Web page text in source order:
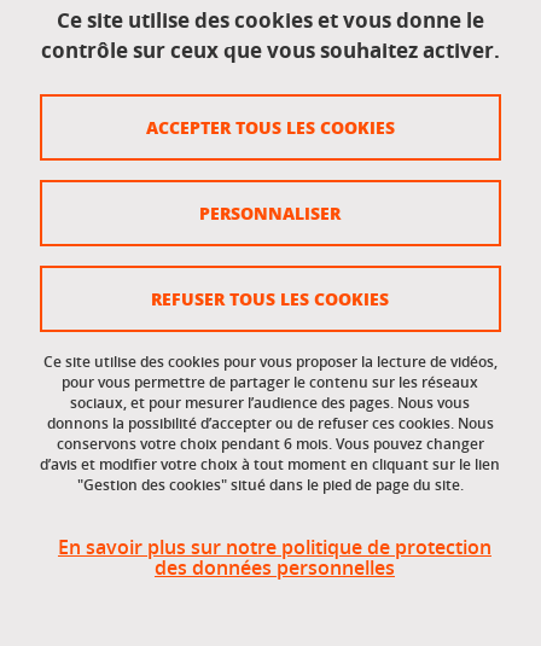
2018
www.univ-grenoble-alpes.fr/sport-haut-niveau
#Sport// J-3 avant la cérémonie d'ouverture des JO à
#Pekin2022❄️
�� Encourageons les 27 athlètes de la délégation
olympique de l'UGA pendant cette 24e édition des JO
d'hiver ! Go l'UGA ! ��
https://t.co/HtU5iks18u pic.twitter.com/hslxI24iCw
1, 2022
Ce site utilise des cookies et vous donne le
contrôle sur ceux que vous souhaitez activer.
Ce site utilise des cookies pour vous proposer la lecture de vidéos,
pour vous permettre de partager le contenu sur les réseaux
sociaux, et pour mesurer l’audience des pages. Nous vous
donnons la possibilité d’accepter ou de refuser ces cookies. Nous
conservons votre choix pendant 6 mois. Vous pouvez changer
d’avis et modifier votre choix à tout moment en cliquant sur le lien
"Gestion des cookies" situé dans le pied de page du site.
En savoir plus sur notre politique de protection
des données personnelles
ACCEPTER TOUS LES COOKIES
REFUSER TOUS LES COOKIES
PERSONNALISER